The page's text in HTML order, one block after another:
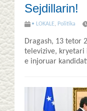
Sejdillarin!
• LOKALE, Politika
Dragash, 13 tetor
televizive, kryetari
e injoruar